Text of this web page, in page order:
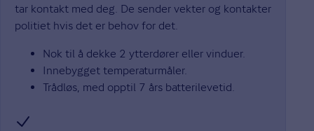
tar kontakt med deg. De sender vekter og kontakter
politiet hvis det er behov for det.
Nok til å dekke 2 ytterdører eller vinduer.
Innebygget temperaturmåler.
Trådløs, med opptil 7 års batterilevetid.